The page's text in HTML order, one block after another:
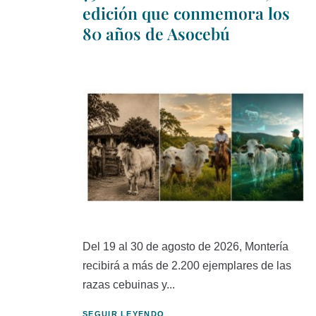
edición que conmemora los
80 años de Asocebú
Del 19 al 30 de agosto de 2026, Montería
recibirá a más de 2.200 ejemplares de las
razas cebuinas y...
SEGUIR LEYENDO